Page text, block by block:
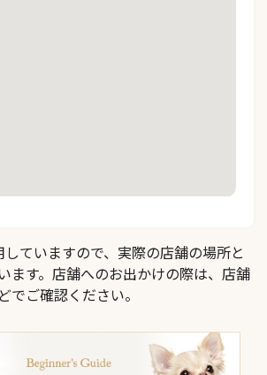
ていますので、実際の店舗の場所と
ます。店舗へのお出かけの際は、店舗
でご確認ください。